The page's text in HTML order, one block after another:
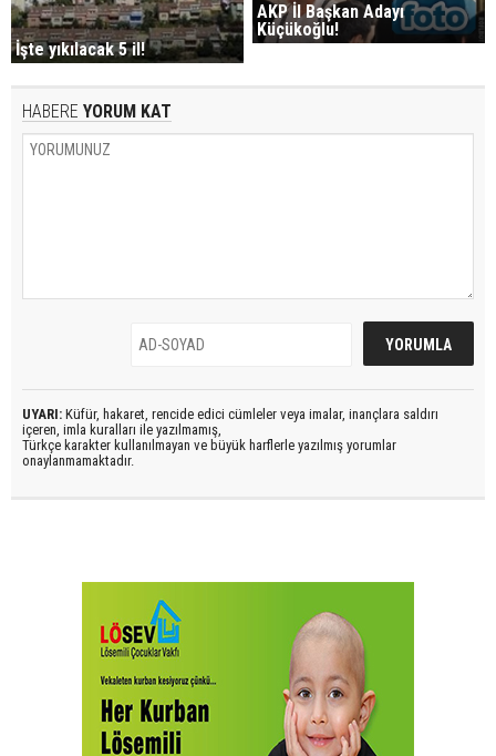
İşte yıkılacak 5 il!
AKP İl Başkan Adayı
Küçükoğlu!
HABERE YORUM KAT
UYARI: Küfür, hakaret, rencide edici cümleler veya imalar, inançlara saldırı
içeren, imla kuralları ile yazılmamış,
Türkçe karakter kullanılmayan ve büyük harflerle yazılmış yorumlar
onaylanmamaktadır.